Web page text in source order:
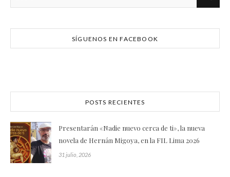
SÍGUENOS EN FACEBOOK
POSTS RECIENTES
Presentarán «Nadie nuevo cerca de ti», la nueva
novela de Hernán Migoya, en la FIL Lima 2026
31 julio, 2026